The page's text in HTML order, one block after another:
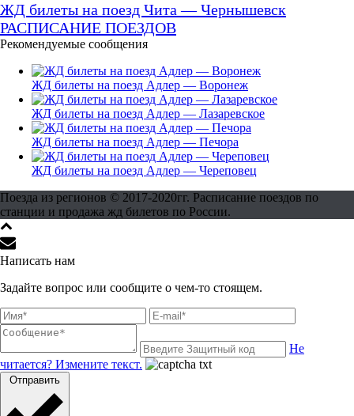
ЖД билеты на поезд Чита — Чернышевск
РАСПИСАНИЕ ПОЕЗДОВ
Рекомендуемые сообщения
ЖД билеты на поезд Адлер — Воронеж
ЖД билеты на поезд Адлер — Лазаревское
ЖД билеты на поезд Адлер — Печора
ЖД билеты на поезд Адлер — Череповец
Поезда из регионов © 2017-2020гг. Расписание поездов по
станции и продажа жд билетов по России.
Написать нам
Задайте вопрос или сообщите о чем-то стоящем.
Не
читается? Измените текст.
Отправить